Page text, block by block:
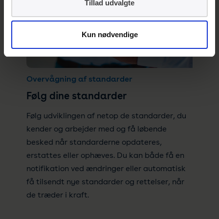
Tillad udvalgte
Kun nødvendige
Overvågning af standarder
Følg dine standarder
Følg udviklingen af netop de standarder, du
kender og arbejder med og få løbende
besked når standarderne opdateres,
erstattes eller ophæves. Du kan både få en
notifikation ved ændringer eller automatisk
få tilsendt nye standarder og rettelser, når
de træder i kraft.